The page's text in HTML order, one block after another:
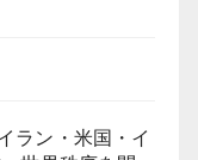
ラン・米国・イ